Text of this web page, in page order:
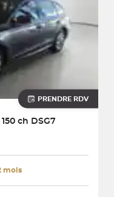
PRENDRE RDV
ch DSG7
mois